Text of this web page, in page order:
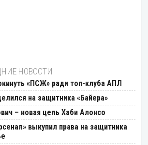
НОВОСТИ
«ПСЖ» ради топ-клуба АПЛ
на защитника «Байера»
– новая цель Хаби Алонсо
выкупил права на защитника